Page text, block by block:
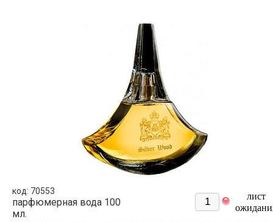
код: 70553
парфюмерная вода 100
мл.
лист